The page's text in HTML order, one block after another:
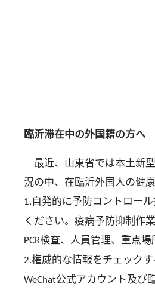
臨沂滞在中の外国籍の方へ
最近、山東省では本土新
況の中、在臨沂外国人の健
1.自発的に予防コントロー
ください。疫病予防抑制作
PCR検査、人員管理、重点
2.権威的な情報をチェック
WeChat公式アカウント及び